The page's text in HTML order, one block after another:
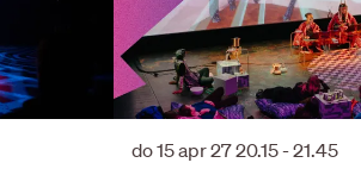
do 15 apr 2720.15 - 21.45